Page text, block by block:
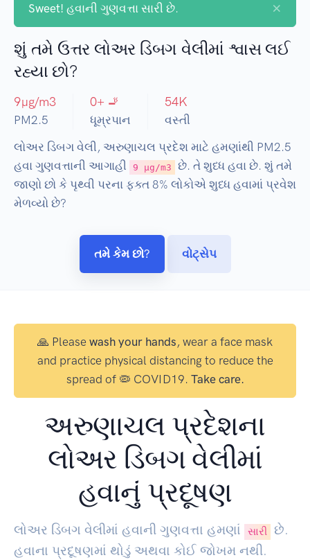
Sweet! હવાની ગુણવત્તા સારી છે. ×
શું તમે ઉત્તર લોઅર ડિબગ વેલીમાં શ્વાસ લઈ
રહ્યા છો?
9µg/m3
PM2.5
0+ 🚬
ધૂમ્રપાન
54K
વસ્તી
લોઅર ડિબગ વેલી, અરુણાચલ પ્રદેશ માટે હમણાંથી PM2.5
હવા ગુણવત્તાની આગાહી
9 µg/m3
છે. તે શુધ્ધ હવા છે. શું તમે
જાણો છો કે પૃથ્વી પરના ફક્ત 8% લોકોએ શુધ્ધ હવામાં પ્રવેશ
મેળવ્યો છે?
તમે કેમ છો? વોટ્સેપ
🙏 Please wash your hands, wear a face mask
and practice physical distancing to reduce the
spread of 🦠 COVID19. Take care.
અરુણાચલ પ્રદેશના
લોઅર ડિબગ વેલીમાં
હવાનું પ્રદૂષણ
લોઅર ડિબગ વેલીમાં હવાની ગુણવત્તા હમણાં સારી
છે.
હવાના પ્રદૂષણમાં થોડું અથવા કોઈ જોખમ નથી.